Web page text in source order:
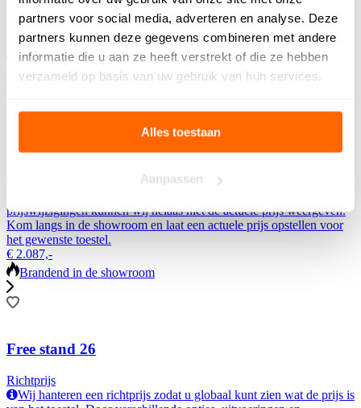
partners voor social media, adverteren en analyse. Deze
partners kunnen deze gegevens combineren met andere
informatie die u aan ze heeft verstrekt of die ze hebben
verzameld op basis van uw gebruik van hun services.
Alles toestaan
Aanpassen
Kom langs in de showroom en laat een actuele prijs opstellen voor
het gewenste toestel.
€ 1.739,-
Brandend in de showroom
Gazco Huntingdon 40 elektrisch
Wij hanteren een richtprijs zodat u globaal kunt zien wat de prijs is
prijswijzigingen kunnen wij helaas niet de actuele prijs weergeven.
Kom langs in de showroom en laat een actuele prijs opstellen voor
het gewenste toestel.
€ 2.087,-
Brandend in de showroom
Free stand 26
Richtprijs
Wij hanteren een richtprijs zodat u globaal kunt zien wat de prijs is